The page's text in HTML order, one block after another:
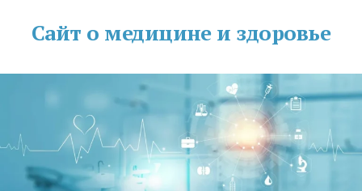
Сайт о медицине и здоровье